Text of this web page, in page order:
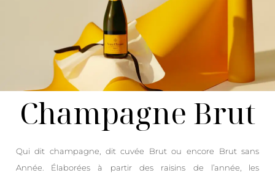
Champagne Brut
Qui dit champagne, dit cuvée Brut ou encore Brut sans
Année. Élaborées à partir des raisins de l’année, les